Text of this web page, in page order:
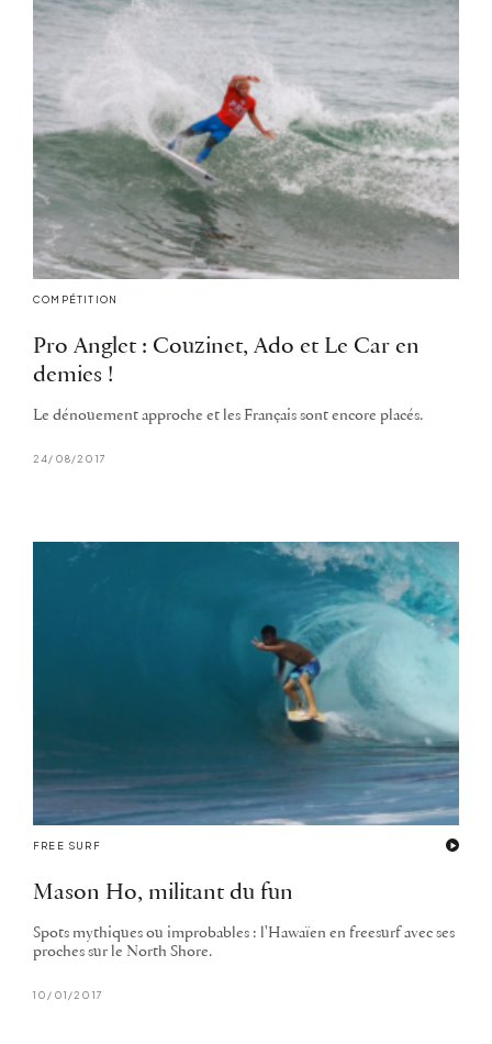
COMPÉTITION
Pro Anglet : Couzinet, Ado et Le Car en
demies !
Le dénouement approche et les Français sont encore placés.
24/08/2017
FREE SURF
Mason Ho, militant du fun
Spots mythiques ou improbables : l'Hawaïen en freesurf avec ses
proches sur le North Shore.
10/01/2017